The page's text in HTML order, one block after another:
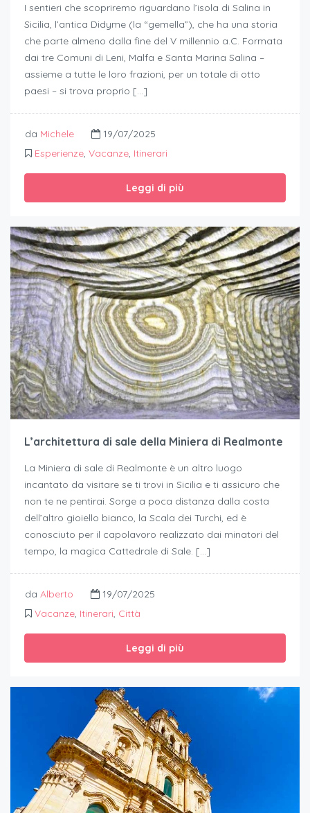
I sentieri che scopriremo riguardano l’isola di Salina in
Sicilia, l’antica Didyme (la “gemella”), che ha una storia
che parte almeno dalla fine del V millennio a.C. Formata
dai tre Comuni di Leni, Malfa e Santa Marina Salina –
assieme a tutte le loro frazioni, per un totale di otto
paesi – si trova proprio […]
da Michele
19/07/2025
Esperienze, Vacanze, Itinerari
Leggi di più
L’architettura di sale della Miniera di Realmonte
La Miniera di sale di Realmonte è un altro luogo
incantato da visitare se ti trovi in Sicilia e ti assicuro che
non te ne pentirai. Sorge a poca distanza dalla costa
dell’altro gioiello bianco, la Scala dei Turchi, ed è
conosciuto per il capolavoro realizzato dai minatori del
tempo, la magica Cattedrale di Sale. […]
da Alberto
19/07/2025
Vacanze, Itinerari, Città
Leggi di più